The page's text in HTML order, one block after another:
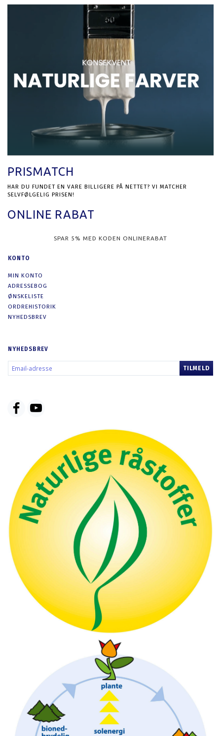
PRISMATCH
HAR DU FUNDET EN VARE BILLIGERE PÅ NETTET? VI MATCHER
SELVFØLGELIG PRISEN!
ONLINE RABAT
SPAR 5% MED KODEN ONLINERABAT
KONTO
MIN KONTO
ADRESSEBOG
ØNSKELISTE
ORDREHISTORIK
NYHEDSBREV
NYHEDSBREV
EMAIL-
ADRESSE
TILMELD